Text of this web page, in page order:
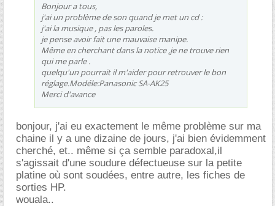
Bonjour a tous,
j'ai un problème de son quand je met un cd :
j'ai la musique , pas les paroles.
je pense avoir fait une mauvaise manipe.
Même en cherchant dans la notice ,je ne trouve rien
qui me parle .
quelqu'un pourrait il m'aider pour retrouver le bon
réglage.Modéle:Panasonic SA-AK25
Merci d'avance
bonjour, j'ai eu exactement le même problème sur ma
chaine il y a une dizaine de jours, j'ai bien évidemment
cherché, et.. même si ça semble paradoxal,il
s'agissait d'une soudure défectueuse sur la petite
platine où sont soudées, entre autre, les fiches de
sorties HP.
wouala..